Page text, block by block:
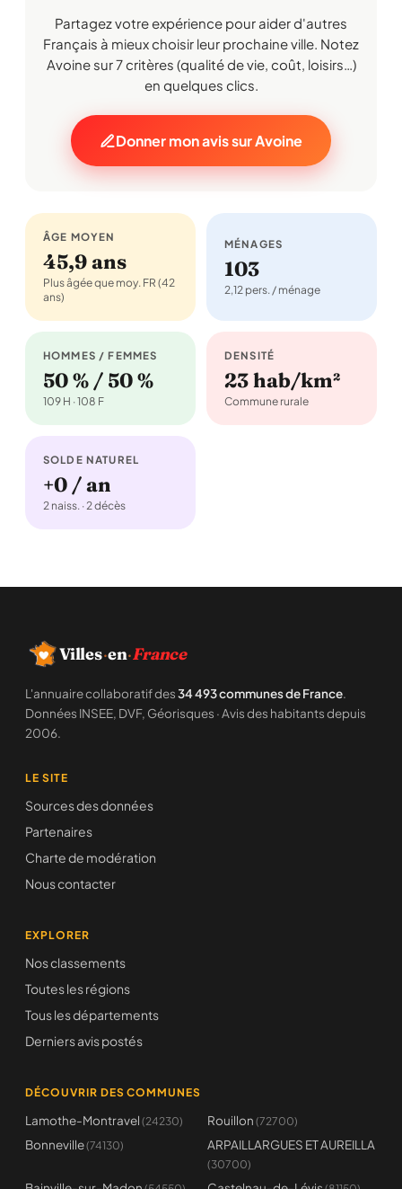
Partagez votre expérience pour aider d'autres
Français à mieux choisir leur prochaine ville. Notez
Avoine sur 7 critères (qualité de vie, coût, loisirs…)
en quelques clics.
Donner mon avis sur Avoine
ÂGE MOYEN
45,9 ans
Plus âgée que moy. FR (42
ans)
MÉNAGES
103
2,12 pers. / ménage
HOMMES / FEMMES
50 % / 50 %
109 H · 108 F
DENSITÉ
23 hab/km²
Commune rurale
SOLDE NATUREL
+0 / an
2 naiss. · 2 décès
Villes·en·France
L'annuaire collaboratif des34 493 communes de France.
Données INSEE, DVF, Géorisques · Avis des habitants depuis
2006.
LE SITE
Sources des données
Partenaires
Charte de modération
Nous contacter
EXPLORER
Nos classements
Toutes les régions
Tous les départements
Derniers avis postés
DÉCOUVRIR DES COMMUNES
Lamothe-Montravel (24230) Rouillon (72700)
Bonneville(74130) ARPAILLARGUES ET AUREILLA
(30700)